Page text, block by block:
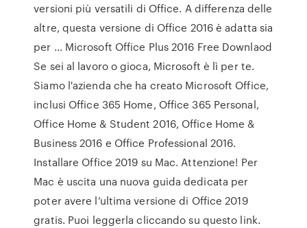
versioni più versatili di Office. A differenza delle
altre, questa versione di Office 2016 è adatta sia
per … Microsoft Office Plus 2016 Free Downlaod
Se sei al lavoro o gioca, Microsoft è lì per te.
Siamo l'azienda che ha creato Microsoft Office,
inclusi Office 365 Home, Office 365 Personal,
Office Home & Student 2016, Office Home &
Business 2016 e Office Professional 2016.
Installare Office 2019 su Mac. Attenzione! Per
Mac è uscita una nuova guida dedicata per
poter avere l’ultima versione di Office 2019
gratis. Puoi leggerla cliccando su questo link.